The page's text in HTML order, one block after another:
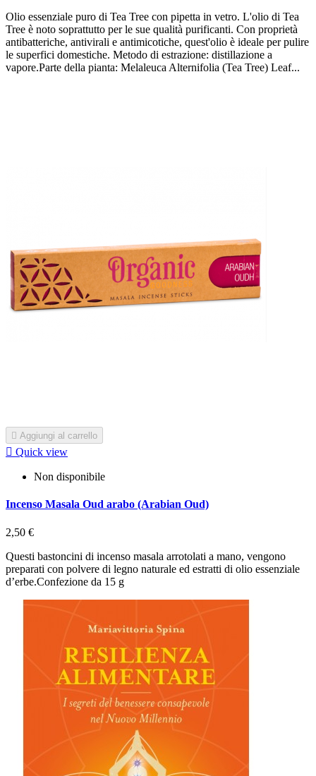
Olio essenziale puro di Tea Tree con pipetta in vetro. L'olio di Tea
Tree è noto soprattutto per le sue qualità purificanti. Con proprietà
antibatteriche, antivirali e antimicotiche, quest'olio è ideale per pulire
le superfici domestiche. Metodo di estrazione: distillazione a
vapore.Parte della pianta: Melaleuca Alternifolia (Tea Tree) Leaf...
 Aggiungi al carrello
 Quick view
Non disponibile
Incenso Masala Oud arabo (Arabian Oud)
2,50 €
Questi bastoncini di incenso masala arrotolati a mano, vengono
preparati con polvere di legno naturale ed estratti di olio essenziale
d’erbe.Confezione da 15 g